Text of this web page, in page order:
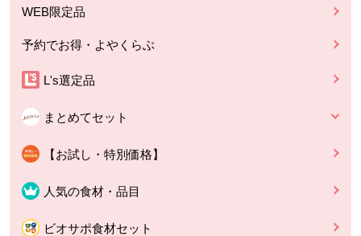
WEB限定品
予約でお得・よやくらぶ
L's選定品
まとめてセット
【お試し・特別価格】
人気の食材・品目
ビオサポ食材セット